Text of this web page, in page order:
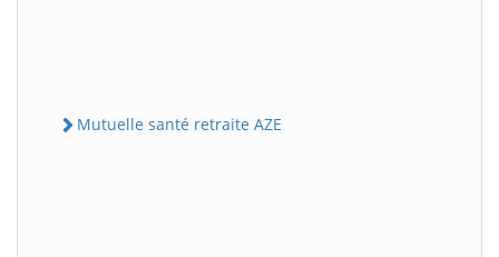
Mutuelle santé retraite AZE